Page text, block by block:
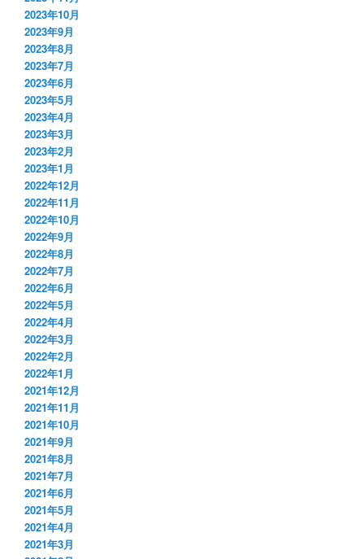
2023年10月
2023年9月
2023年8月
2023年7月
2023年6月
2023年5月
2023年4月
2023年3月
2023年2月
2023年1月
2022年12月
2022年11月
2022年10月
2022年9月
2022年8月
2022年7月
2022年6月
2022年5月
2022年4月
2022年3月
2022年2月
2022年1月
2021年12月
2021年11月
2021年10月
2021年9月
2021年8月
2021年7月
2021年6月
2021年5月
2021年4月
2021年3月